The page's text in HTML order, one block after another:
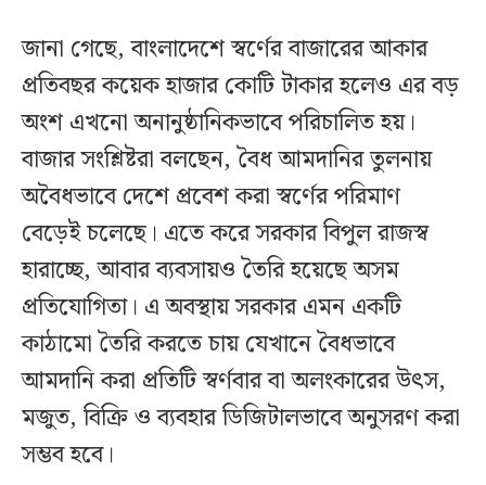
জানা গেছে, বাংলাদেশে স্বর্ণের বাজারের আকার
প্রতিবছর কয়েক হাজার কোটি টাকার হলেও এর বড়
অংশ এখনো অনানুষ্ঠানিকভাবে পরিচালিত হয়।
বাজার সংশ্লিষ্টরা বলছেন, বৈধ আমদানির তুলনায়
অবৈধভাবে দেশে প্রবেশ করা স্বর্ণের পরিমাণ
বেড়েই চলেছে। এতে করে সরকার বিপুল রাজস্ব
হারাচ্ছে, আবার ব্যবসায়ও তৈরি হয়েছে অসম
প্রতিযোগিতা। এ অবস্থায় সরকার এমন একটি
কাঠামো তৈরি করতে চায় যেখানে বৈধভাবে
আমদানি করা প্রতিটি স্বর্ণবার বা অলংকারের উৎস,
মজুত, বিক্রি ও ব্যবহার ডিজিটালভাবে অনুসরণ করা
সম্ভব হবে।